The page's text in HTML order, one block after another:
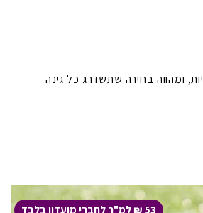
ומהווה בחירה שתשדרג כל גינה
53 ₪ למ"ר לחברי מועדון בלבד